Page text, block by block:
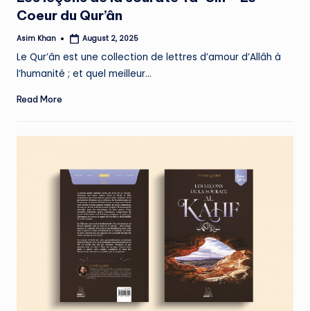
Coeur du Qur’ân
Posted
Asim Khan August 2, 2025
Le Qur’ân est une collection de lettres d’amour d’Allâh à
l’humanité ; et quel meilleur…
Read More